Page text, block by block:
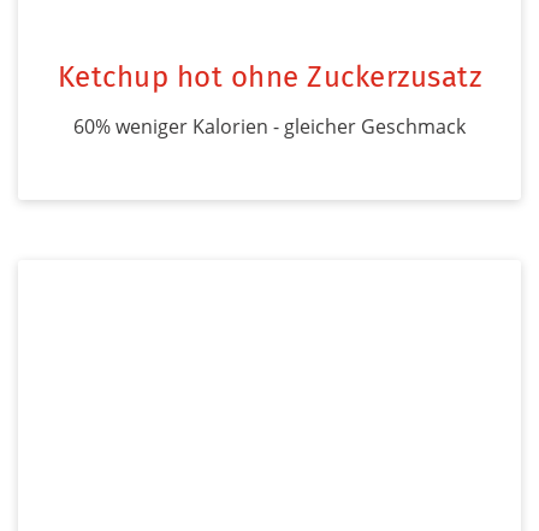
Ketchup hot ohne Zuckerzusatz
60% weniger Kalorien - gleicher Geschmack